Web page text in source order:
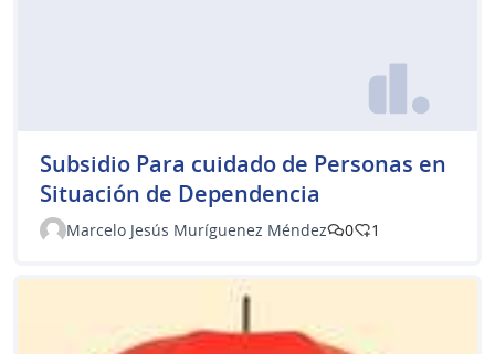
Subsidio Para cuidado de Personas en
Situación de Dependencia
Marcelo Jesús Muríguenez Méndez 0 1